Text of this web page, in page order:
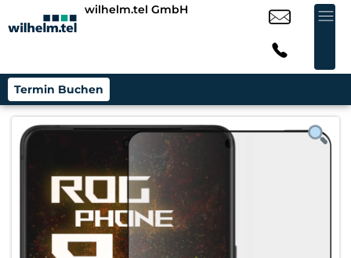
wilhelm.tel GmbH
Termin Buchen